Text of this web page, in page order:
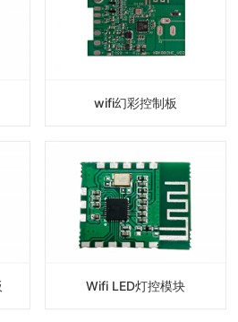
wifi幻彩控制板
Wifi LED灯控模块